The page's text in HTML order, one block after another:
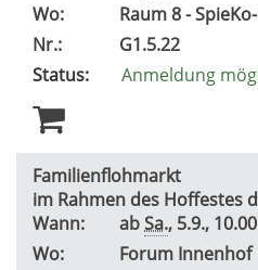
Wo:
Raum 8 -
Nr.:
G1.5.22
Status:
Anmeldung
Familienflohmarkt
im Rahmen des Hoffestes
Wann:
abSa., 5.9.,
Wo:
Forum Innenhof